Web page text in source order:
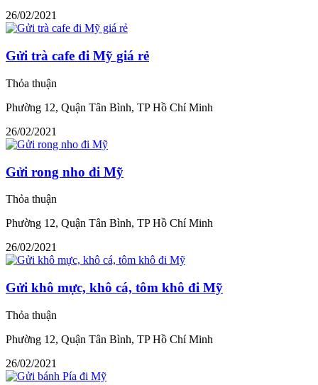
26/02/2021
Gửi trà cafe đi Mỹ giá rẻ
Thỏa thuận
Phường 12, Quận Tân Bình, TP Hồ Chí Minh
26/02/2021
Gửi rong nho đi Mỹ
Thỏa thuận
Phường 12, Quận Tân Bình, TP Hồ Chí Minh
26/02/2021
Gửi khô mực, khô cá, tôm khô đi Mỹ
Thỏa thuận
Phường 12, Quận Tân Bình, TP Hồ Chí Minh
26/02/2021